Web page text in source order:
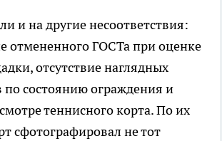
и на другие несоответствия:
отмененного ГОСТа при оценке
отсутствие наглядных
по состоянию ограждения и
теннисного корта. По их
сфотографировал не тот